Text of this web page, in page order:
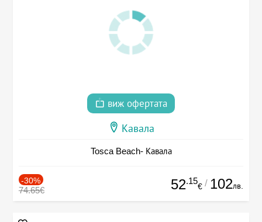
виж офертата
Кавала
Tosca Beach- Кавала
-30%
74.65€ 52.15
€ / 102лв.